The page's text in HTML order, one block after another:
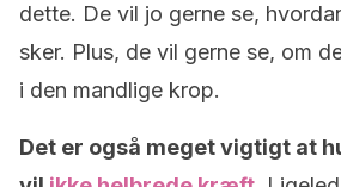
dette. De vil jo gerne se,
sker. Plus, de vil gerne se, om
i den mandlige krop.
Det er også meget vigtigt at